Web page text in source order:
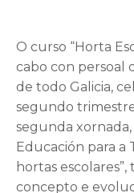
O curso “Horta
cabo con persoal
de todo Galicia,
segundo
segunda
Educación para a
hortas
concepto e